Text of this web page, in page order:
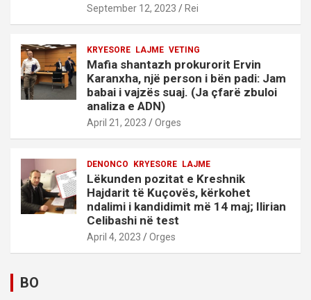
September 12, 2023 Rei
KRYESORE LAJME VETING
Mafia shantazh prokurorit Ervin
Karanxha, një person i bën padi: Jam
babai i vajzës suaj. (Ja çfarë zbuloi
analiza e ADN)
April 21, 2023 Orges
DENONCO KRYESORE LAJME
Lëkunden pozitat e Kreshnik
Hajdarit të Kuçovës, kërkohet
ndalimi i kandidimit më 14 maj; Ilirian
Celibashi në test
April 4, 2023 Orges
BO